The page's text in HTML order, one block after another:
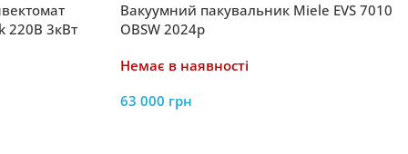
220В 3кВт
Вакуумний пакувальник Miele EVS 7010
OBSW 2024р
Немає в наявності
63 000 грн